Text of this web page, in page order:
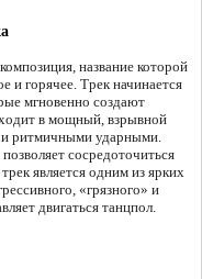
название которой
и горячее. Трек начинается
мгновенно создают
в мощный, взрывной
и ритмичными ударными.
сосредоточиться
является одним из ярких
«грязного» и
двигаться танцпол.